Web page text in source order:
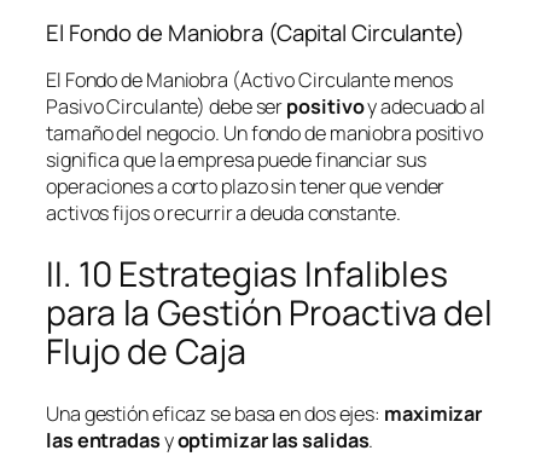
El Fondo de Maniobra (Capital Circulante)
El Fondo de Maniobra (Activo Circulante menos
Pasivo Circulante) debe serpositivoy adecuado al
tamaño del negocio. Un fondo de maniobra positivo
significa que la empresa puede financiar sus
operaciones a corto plazo sin tener que vender
activos fijos o recurrir a deuda constante.
II. 10 Estrategias Infalibles
para la Gestión Proactiva del
Flujo de Caja
Una gestión eficaz se basa en dos ejes: maximizar
las entradasyoptimizar las salidas.